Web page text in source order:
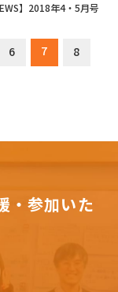
】2018年4・5月号
6 7
8
・参加いた